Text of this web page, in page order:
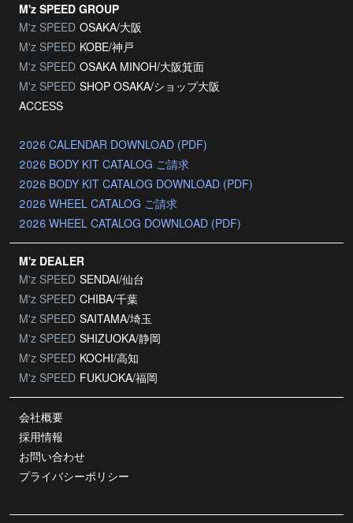
M'z SPEED GROUP
M'z SPEED OSAKA/大阪
M'z SPEED KOBE/神戸
M'z SPEED OSAKA MINOH/大阪箕面
M'z SPEED SHOP OSAKA/ショップ大阪
ACCESS
2026 CALENDAR DOWNLOAD (PDF)
2026 BODY KIT CATALOG ご請求
2026 BODY KIT CATALOG DOWNLOAD (PDF)
2026 WHEEL CATALOG ご請求
2026 WHEEL CATALOG DOWNLOAD (PDF)
M'z DEALER
M'z SPEED SENDAI/仙台
M'z SPEED CHIBA/千葉
M'z SPEED SAITAMA/埼玉
M'z SPEED SHIZUOKA/静岡
M'z SPEED KOCHI/高知
M'z SPEED FUKUOKA/福岡
会社概要
採用情報
お問い合わせ
プライバシーポリシー